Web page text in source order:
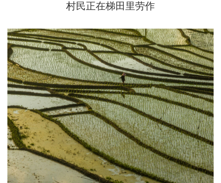
村民正在梯田里劳作